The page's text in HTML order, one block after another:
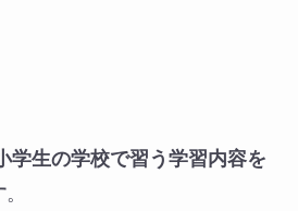
学生の学校で習う学習内容を
。